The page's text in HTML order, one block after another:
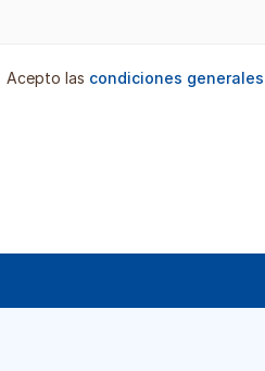
Acepto las condiciones generales